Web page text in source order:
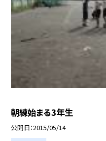
朝練始まる3年生
公開日 2015/05/14